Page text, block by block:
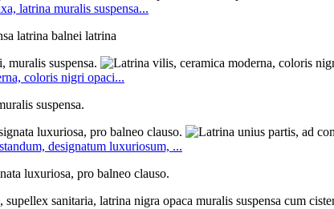
latrina muralis suspensa...
latrina balnei latrina
coloris nigri opaci...
suspensa.
designatum luxuriosum, ...
luxuriosa, pro balneo clauso.